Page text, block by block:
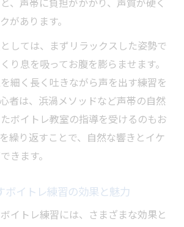
、声帯に負担がかかり、声質が硬く
があります。
しては、まずリラックスした姿勢で
り息を吸ってお腹を膨らませます。
細く長く吐きながら声を出す練習を
者は、浜渦メソッドなど声帯の自然
ボイトレ教室の指導を受けるのもお
繰り返すことで、自然な響きとイケ
きます。
ボイトレ練習の効果と魅力
イトレ練習には、さまざまな効果と